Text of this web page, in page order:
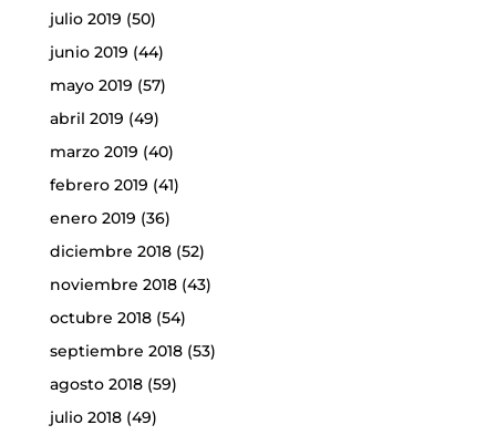
julio 2019 (50)
junio 2019 (44)
mayo 2019 (57)
abril 2019 (49)
marzo 2019 (40)
febrero 2019 (41)
enero 2019 (36)
diciembre 2018(52)
noviembre 2018(43)
octubre 2018(54)
septiembre 2018(53)
agosto 2018(59)
julio 2018(49)